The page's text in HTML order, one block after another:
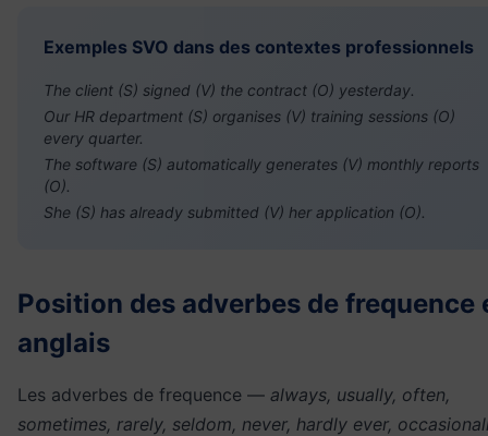
Exemples SVO dans des contextes professionnels
The client (S) signed (V) the contract (O) yesterday.
Our HR department (S) organises (V) training sessions (O)
every quarter.
The software (S) automatically generates (V) monthly reports
(O).
She (S) has already submitted (V) her application (O).
Position des adverbes de frequence
anglais
Les adverbes de frequence — always, usually, often,
sometimes, rarely, seldom, never, hardly ever,